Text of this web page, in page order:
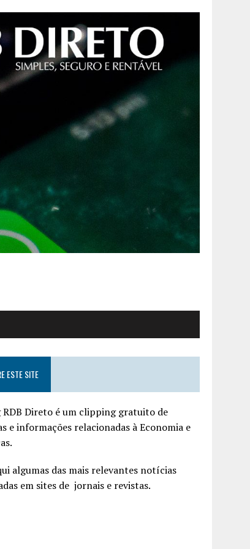
ESTE SITE
RDB Direto é um clipping gratuito de
e informações relacionadas à Economia e
algumas das mais relevantes notícias
em sites de jornais e revistas.